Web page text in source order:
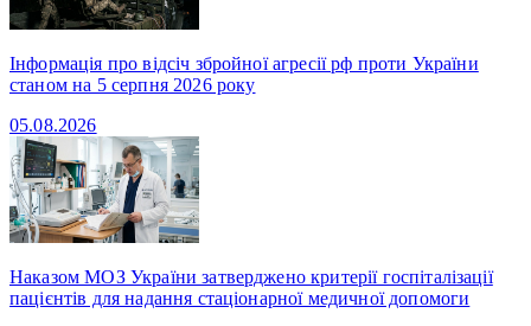
Інформація про відсіч збройної агресії рф проти України
станом на 5 серпня 2026 року
05.08.2026
Наказом МОЗ України затверджено критерії госпіталізації
пацієнтів для надання стаціонарної медичної допомоги